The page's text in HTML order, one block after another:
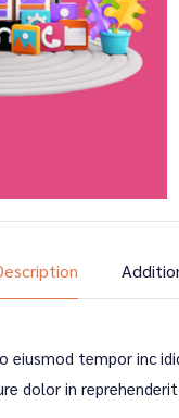
tempor inc
dolor in